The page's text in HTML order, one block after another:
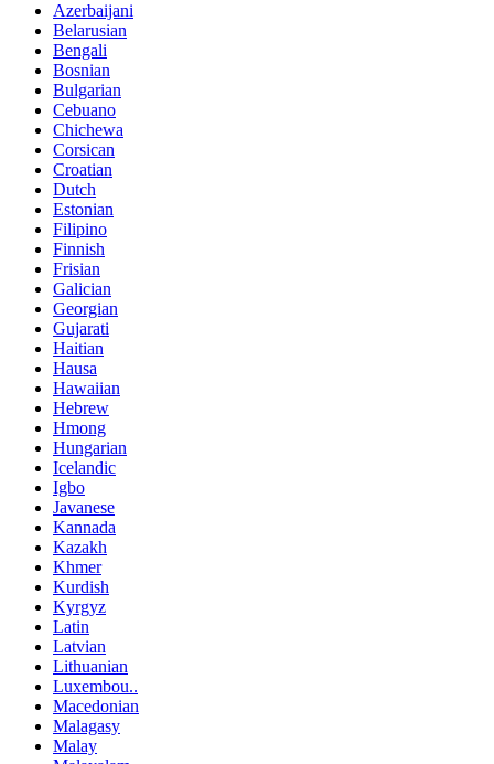
Azerbaijani
Belarusian
Bengali
Bosnian
Bulgarian
Cebuano
Chichewa
Corsican
Croatian
Dutch
Estonian
Filipino
Finnish
Frisian
Galician
Georgian
Gujarati
Haitian
Hausa
Hawaiian
Hebrew
Hmong
Hungarian
Icelandic
Igbo
Javanese
Kannada
Kazakh
Khmer
Kurdish
Kyrgyz
Latin
Latvian
Lithuanian
Luxembou..
Macedonian
Malagasy
Malay